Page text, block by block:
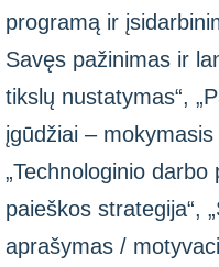
programą ir
Savęs pažinimas ir
tikslų nustatymas“,
įgūdžiai – mokymasis
„Technologinio darbo
paieškos strategija“,
aprašymas /